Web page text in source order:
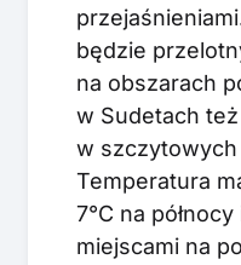
będzie
na obszarach
w Sudetach
w
Temperatura
7°C na
miejscami na